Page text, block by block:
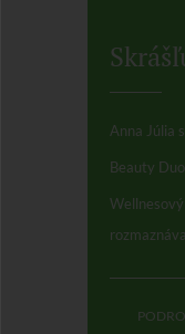
Anna Júlia
Beauty